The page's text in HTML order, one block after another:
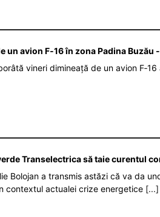
un avion F‑16 în zona Padina Buzău
vineri dimineață de un avion
Transelectrica să taie curentul
Bolojan a transmis astăzi că va da
contextul actualei crize energetice [...]